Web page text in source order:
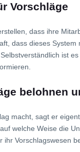
Vorschläge
dass ihre
dass dieses
ist
belohnen
macht, sagt er
welche Weise die
ihr Vorschlagswesen